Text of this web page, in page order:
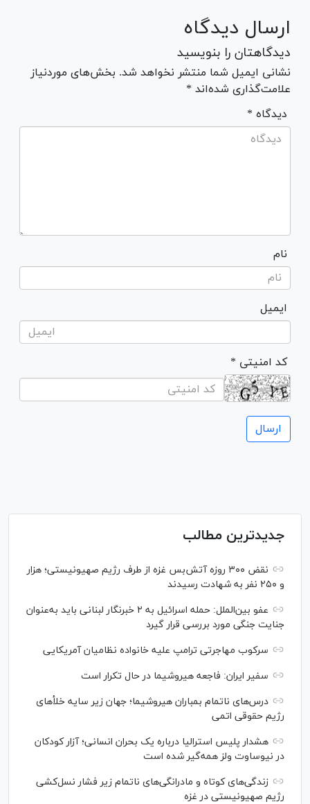
ارسال دیدگاه
دیدگاهتان را بنویسید
نشانی ایمیل شما منتشر نخواهد شد. بخش‌های موردنیاز
علامت‌گذاری شده‌اند *
* دیدگاه
نام
ایمیل
* کد امنیتی
جدیدترین مطالب
نقض ۳۰۰ روزه آتش‌بس غزه از طرف رژیم صهیونیستی؛ هزار
و ۲۵۰ نفر به شهادت رسیدند
عفو بین‌الملل: حمله اسرائیل به ۲ خبرنگار لبنانی باید به‌عنوان
جنایت جنگی مورد بررسی قرار گیرد
سرکوب مهاجرتی ترامپ علیه خانواده نظامیان آمریکایی
سفیر ایران: فاجعه هیروشیما در حال تکرار است
درس‌های ناتمام بمباران هیروشیما؛ جهان زیر سایه خلأ‌های
رژیم حقوقی اتمی
هشدار پلیس استرالیا درباره یک بحران انسانی؛ آزار کودکان
در نیوساوت ولز همه‌گیر شده است
زندگی‌های کوتاه و مادرانگی‌های ناتمام زیر فشار نسل‌کشی
رژیم صهیونیستی در غزه